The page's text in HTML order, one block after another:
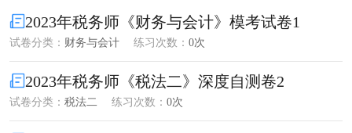
2023年税务师《财务与会计》模考试卷1
试卷分类： 财务与会计 练习次数： 0次
2023年税务师《税法二》深度自测卷2
试卷分类： 税法二 练习次数： 0次